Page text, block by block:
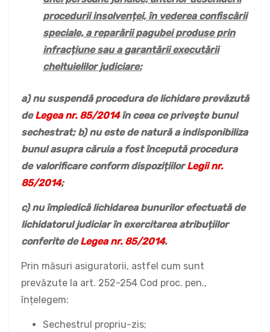
procedurii insolvenței, în vederea confiscării
speciale, a reparării pagubei produse prin
infracțiune sau a garantării executării
cheltuielilor judiciare:
a) nu suspendă procedura de lichidare prevăzută
deLegea nr. 85/2014în ceea ce privește bunul
sechestrat; b) nu este de natură a indisponibiliza
bunul asupra căruia a fost începută procedura
de valorificare conform dispozițiilorLegii nr.
85/2014;
c) nu împiedică lichidarea bunurilor efectuată de
lichidatorul judiciar în exercitarea atribuțiilor
conferite deLegea nr. 85/2014.
Prin măsuri asiguratorii, astfel cum sunt
prevăzute la art. 252-254 Cod proc. pen.,
înțelegem:
Sechestrul propriu-zis;